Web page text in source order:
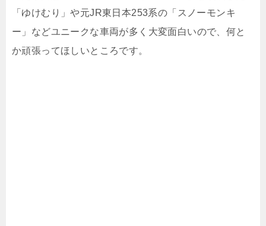
「ゆけむり」や元JR東日本253系の「スノーモンキ
ー」などユニークな車両が多く大変面白いので、何と
か頑張ってほしいところです。